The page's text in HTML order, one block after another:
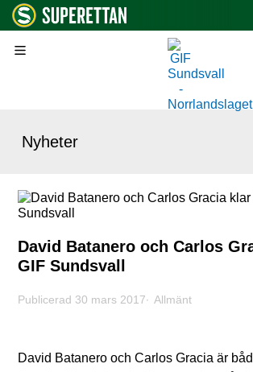
Nyheter
David Batanero och Carlos
GIF Sundsvall
Publicerad 30 mars 2017 Allmänt
David Batanero och Carlos Gracia är